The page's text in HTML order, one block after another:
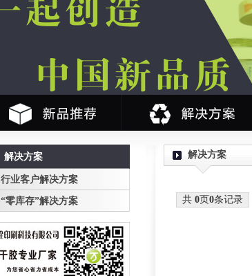
解决方案
行业客户解决方案
“零库存”解决方案
解决方案
共 0页0条记录